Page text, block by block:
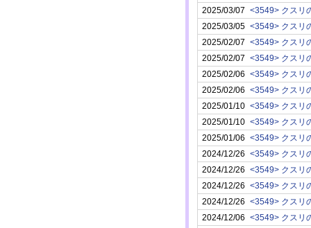
2025/03/07
2025/03/05
2025/02/07
2025/02/07
2025/02/06
2025/02/06
2025/01/10
2025/01/10
2025/01/06
2024/12/26
2024/12/26
2024/12/26
2024/12/26
2024/12/06